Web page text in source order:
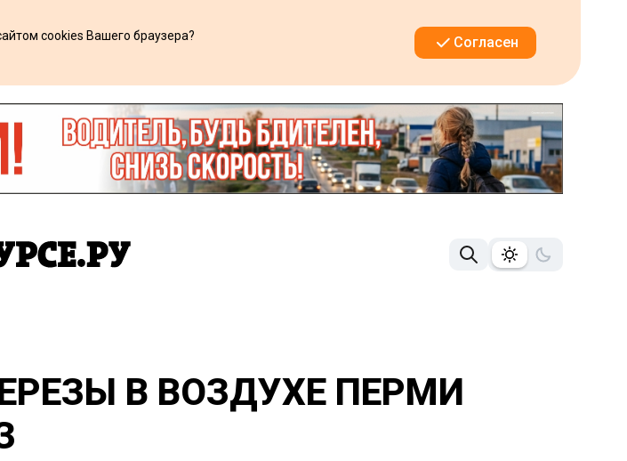
cookies Вашего браузера?
Согласен
В ВОЗДУХЕ ПЕРМИ